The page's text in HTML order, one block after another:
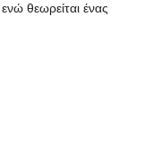
θεωρείται ένας